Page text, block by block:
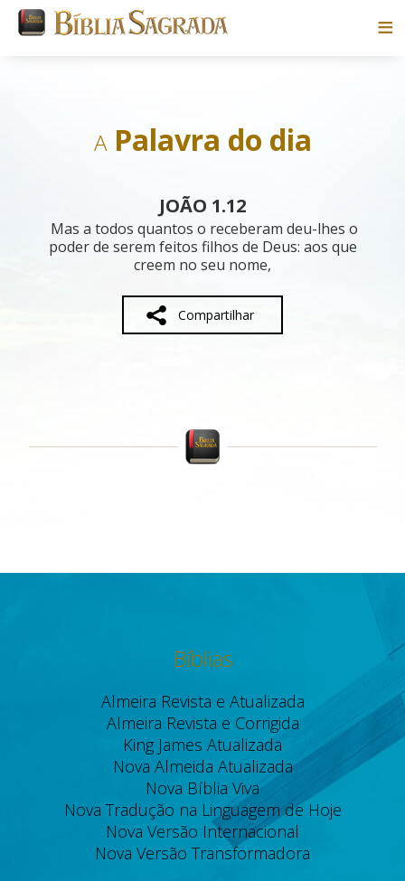
Blog
Parceiros
Sobre
APalavra do dia
JOÃO 1.12
Mas a todos quantos o receberam deu-lhes o
poder de serem feitos filhos de Deus: aos que
creem no seu nome,
Compartilhar
Bíblias
Almeira Revista e Atualizada
Almeira Revista e Corrigida
King James Atualizada
Nova Almeida Atualizada
Nova Bíblia Viva
Nova Tradução na Linguagem de Hoje
Nova Versão Internacional
Nova Versão Transformadora